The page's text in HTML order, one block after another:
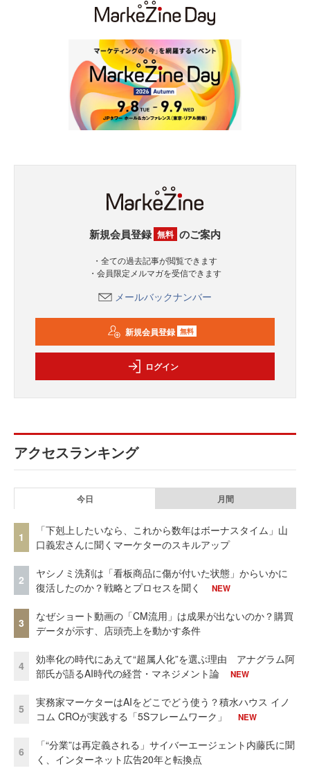
新規会員登録 無料 のご案内
・全ての過去記事が閲覧できます
・会員限定メルマガを受信できます
メールバックナンバー
新規会員登録 無料
ログイン
アクセスランキング
今日 月間
1
「下剋上したいなら、これから数年はボーナスタイム」山
口義宏さんに聞くマーケターのスキルアップ
2
ヤシノミ洗剤は「看板商品に傷が付いた状態」からいかに
復活したのか？戦略とプロセスを聞く
NEW
3
なぜショート動画の「CM流用」は成果が出ないのか？購買
データが示す、店頭売上を動かす条件
4
効率化の時代にあえて“超属人化”を選ぶ理由 アナグラム阿
部氏が語るAI時代の経営・マネジメント論
NEW
5
実務家マーケターはAIをどこでどう使う？積水ハウス イノ
コム CROが実践する「5Sフレームワーク」
NEW
6
「“分業”は再定義される」サイバーエージェント内藤氏に聞
く、インターネット広告20年と転換点